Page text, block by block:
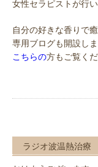
女性セラピストが行い
自分の好きな香りで
専用ブログも開設しま
こちらの方もご覧く
ラジオ波温熱治療